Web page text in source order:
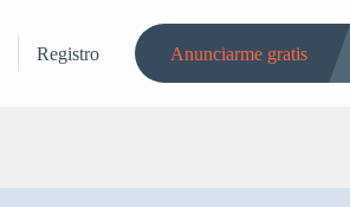
Registro Anunciarme gratis